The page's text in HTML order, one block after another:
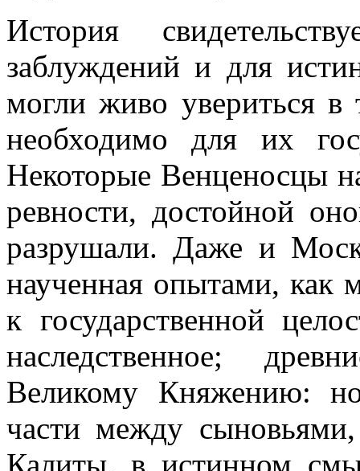
История
заблуждений и для
могли живо увериться в
необходимо для их
Некоторые Венценосцы
ревности, достойной
разрушали. Даже и
наученная опытами, как
к государственной
наследственное;
Великому Княжению:
части между